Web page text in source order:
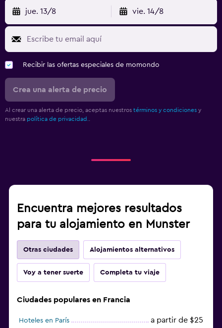
jue. 13/8 vie. 14/8
Recibir las ofertas especiales de momondo
Crea una alerta de precio
Al crear una alerta de precio, aceptas nuestros términos y condiciones y
nuestra política de privacidad.
Encuentra mejores resultados
para tu alojamiento en Munster
Otras ciudades Alojamientos alternativos
Voy a tener suerte Completa tu viaje
Ciudades populares en Francia
Hoteles en París a partir de $25